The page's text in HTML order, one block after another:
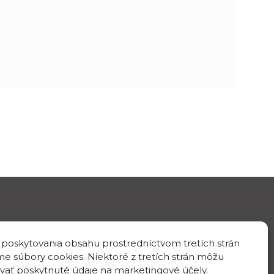
poskytovania obsahu prostredníctvom tretích strán
súbory cookies. Niektoré z tretích strán môžu
poskytnuté údaje na marketingové účely.
IČO/DIČ
IČO: 00398144